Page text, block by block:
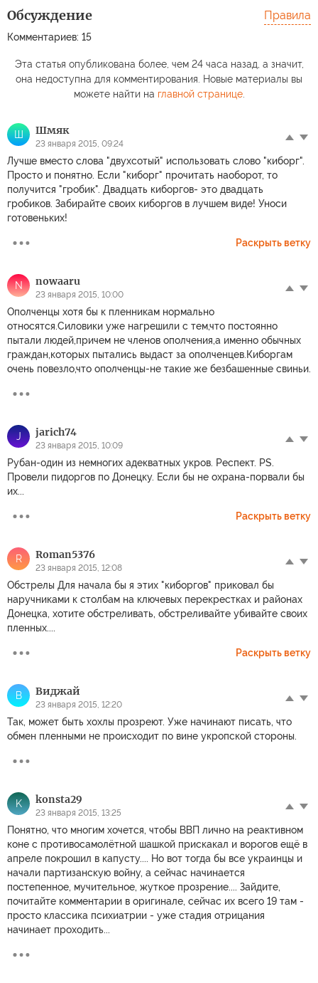
Обсуждение
Комментариев: 15
Правила
Эта статья опубликована более, чем 24 часа назад, а значит,
она недоступна для комментирования. Новые материалы вы
можете найти на главной странице.
Ш Шмяк
23 января 2015, 09:24
Лучше вместо слова "двухсотый" использовать слово "киборг".
Просто и понятно. Если "киборг" прочитать наоборот, то
получится "гробик". Двадцать киборгов- это двадцать
гробиков. Забирайте своих киборгов в лучшем виде! Уноси
готовеньких!
Раскрыть ветку
N nowaaru
23 января 2015, 10:00
Ополченцы хотя бы к пленникам нормально
относятся.Силовики уже нагрешили с тем,что постоянно
пытали людей,причем не членов ополчения,а именно обычных
граждан,которых пытались выдаст за ополченцев.Киборгам
очень повезло,что ополченцы-не такие же безбашенные свиньи.
J jarich74
23 января 2015, 10:09
Рубан-один из немногих адекватных укров. Респект. PS.
Провели пидоргов по Донецку. Если бы не охрана-порвали бы
их...
Раскрыть ветку
R Roman5376
23 января 2015, 12:08
Обстрелы Для начала бы я этих "киборгов" приковал бы
наручниками к столбам на ключевых перекрестках и районах
Донецка, хотите обстреливать, обстреливайте убивайте своих
пленных....
Раскрыть ветку
В Виджай
23 января 2015, 12:20
Так, может быть хохлы прозреют. Уже начинают писать, что
обмен пленными не происходит по вине укропской стороны.
K konsta29
23 января 2015, 13:25
Понятно, что многим хочется, чтобы ВВП лично на реактивном
коне с противосамолётной шашкой прискакал и ворогов ещё в
апреле покрошил в капусту.... Но вот тогда бы все украинцы и
начали партизанскую войну, а сейчас начинается
постепенное, мучительное, жуткое прозрение.... Зайдите,
почитайте комментарии в оригинале, сейчас их всего 19 там -
просто классика психиатрии - уже стадия отрицания
начинает проходить...